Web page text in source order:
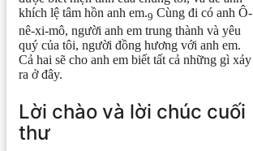
khích lệ tâm hồn anh em.9 Cùng đi có anh Ô-
nê-xi-mô, người anh em trung thành và yêu
quý của tôi, người đồng hương với anh em.
Cả hai sẽ cho anh em biết tất cả những gì xảy
ra ở đây.
Lời chào và lời chúc cuối
thư